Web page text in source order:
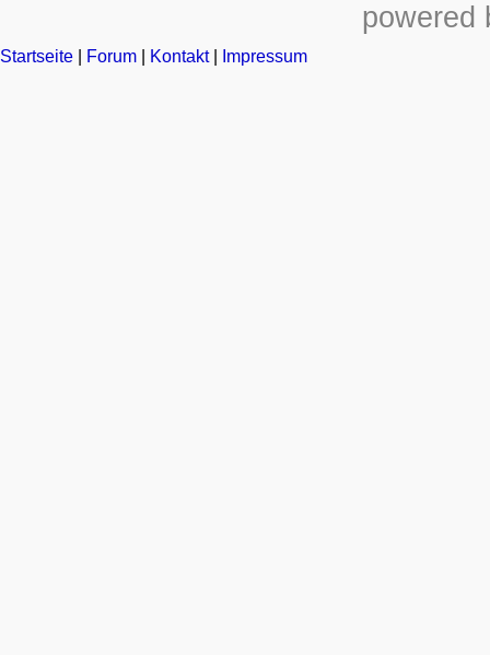
powered
Startseite Forum Kontakt| Impressum